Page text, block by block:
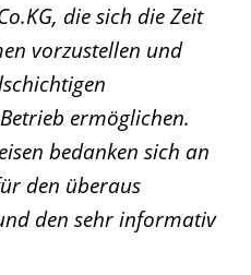
die sich die Zeit
vorzustellen und
ermöglichen.
bedanken sich an
den überaus
den sehr informativ